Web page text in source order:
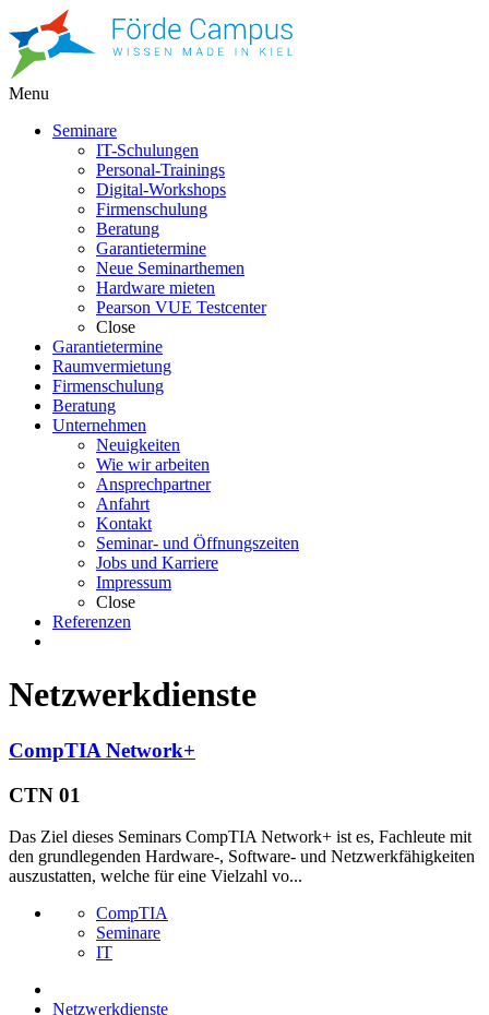
Menu
Seminare
IT-Schulungen
Personal-Trainings
Digital-Workshops
Firmenschulung
Beratung
Garantietermine
Neue Seminarthemen
Hardware mieten
Pearson VUE Testcenter
Close
Garantietermine
Raumvermietung
Firmenschulung
Beratung
Unternehmen
Neuigkeiten
Wie wir arbeiten
Ansprechpartner
Anfahrt
Kontakt
Seminar- und Öffnungszeiten
Jobs und Karriere
Impressum
Close
Referenzen
Netzwerkdienste
CompTIA Network+
CTN 01
Das Ziel dieses Seminars CompTIA Network+ ist es, Fachleute mit
den grundlegenden Hardware-, Software- und Netzwerkfähigkeiten
auszustatten, welche für eine Vielzahl vo...
CompTIA
Seminare
IT
Netzwerkdienste